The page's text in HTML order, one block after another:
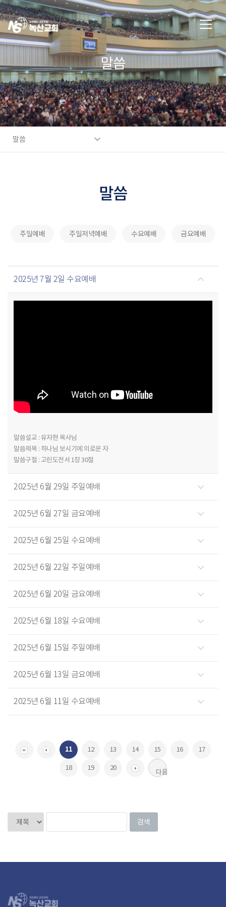
말씀
말씀
말씀
주일예배 주일저녁예배 수요예배 금요예배
2025년 7월 2일 수요예배
말씀설교 : 유자현 목사님
말씀제목 : 하나님 보시기에 의로운 자
말씀구절 : 고린도전서 1장 30절
2025년 6월 29일 주일예배
2025년 6월 27일 금요예배
2025년 6월 25일 수요예배
2025년 6월 22일 주일예배
2025년 6월 20일 금요예배
2025년 6월 18일 수요예배
2025년 6월 15일 주일예배
2025년 6월 13일 금요예배
2025년 6월 11일 수요예배
11 12 13 14 15 16 17
18 19 20
다음